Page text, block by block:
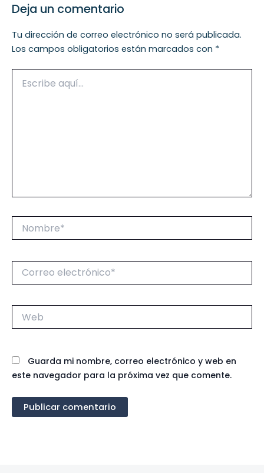
Deja un comentario
Tu dirección de correo electrónico no será publicada.
Los campos obligatorios están marcados con *
aquí...
Nombre*
electrónico*
Guarda mi nombre, correo electrónico y web en
este navegador para la próxima vez que comente.